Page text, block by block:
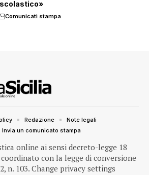
scolastico»
Comunicati stampa
online ai sensi decreto-legge 18
coordinato con la legge di conversione
n. 103. Change privacy settings
Redazione
Note legali
Invia un comunicato stampa